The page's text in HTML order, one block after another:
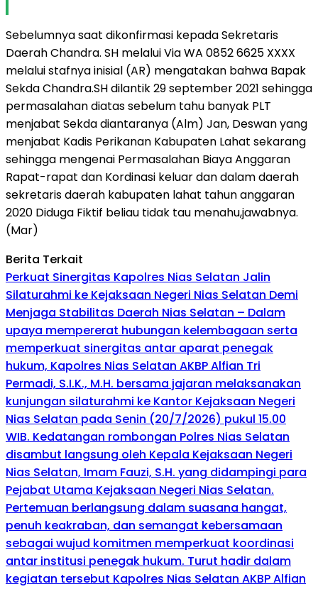
Sebelumnya saat dikonfirmasi kepada Sekretaris
Daerah Chandra. SH melalui Via WA 0852 6625 XXXX
melalui stafnya inisial (AR) mengatakan bahwa Bapak
Sekda Chandra.SH dilantik 29 september 2021 sehingga
permasalahan diatas sebelum tahu banyak PLT
menjabat Sekda diantaranya (Alm) Jan, Deswan yang
menjabat Kadis Perikanan Kabupaten Lahat sekarang
sehingga mengenai Permasalahan Biaya Anggaran
Rapat-rapat dan Kordinasi keluar dan dalam daerah
sekretaris daerah kabupaten lahat tahun anggaran
2020 Diduga Fiktif beliau tidak tau menahu,jawabnya.
(Mar)
Berita Terkait
Perkuat Sinergitas Kapolres Nias Selatan Jalin
Silaturahmi ke Kejaksaan Negeri Nias Selatan Demi
Menjaga Stabilitas Daerah Nias Selatan – Dalam
upaya mempererat hubungan kelembagaan serta
memperkuat sinergitas antar aparat penegak
hukum, Kapolres Nias Selatan AKBP Alfian Tri
Permadi, S.I.K., M.H. bersama jajaran melaksanakan
kunjungan silaturahmi ke Kantor Kejaksaan Negeri
Nias Selatan pada Senin (20/7/2026) pukul 15.00
WIB. Kedatangan rombongan Polres Nias Selatan
disambut langsung oleh Kepala Kejaksaan Negeri
Nias Selatan, Imam Fauzi, S.H. yang didampingi para
Pejabat Utama Kejaksaan Negeri Nias Selatan.
Pertemuan berlangsung dalam suasana hangat,
penuh keakraban, dan semangat kebersamaan
sebagai wujud komitmen memperkuat koordinasi
antar institusi penegak hukum. Turut hadir dalam
kegiatan tersebut Kapolres Nias Selatan AKBP Alfian